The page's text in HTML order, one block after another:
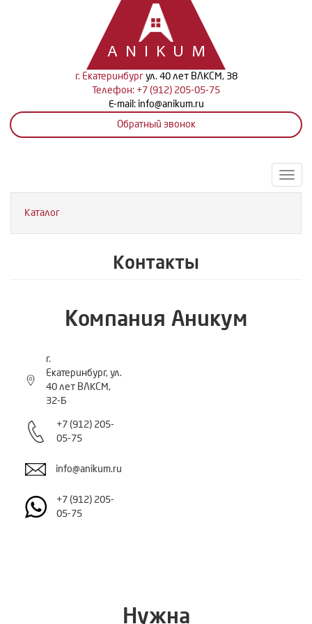
меню
г. Екатеринбург ул. 40 лет ВЛКСМ, 38
ANIKUM
Телефон: +7 (912) 205-05-75
E-mail: info@anikum.ru
Обратный звонок
Каталог
Контакты
Компания Аникум
г.
Екатеринбург, ул.
40 лет ВЛКСМ,
32-Б
+7 (912) 205-
05-75
info@anikum.ru
+7 (912) 205-
05-75
Нужна